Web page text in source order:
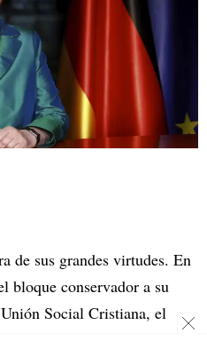
de sus grandes virtudes. En
bloque conservador a su
Social Cristiana, el